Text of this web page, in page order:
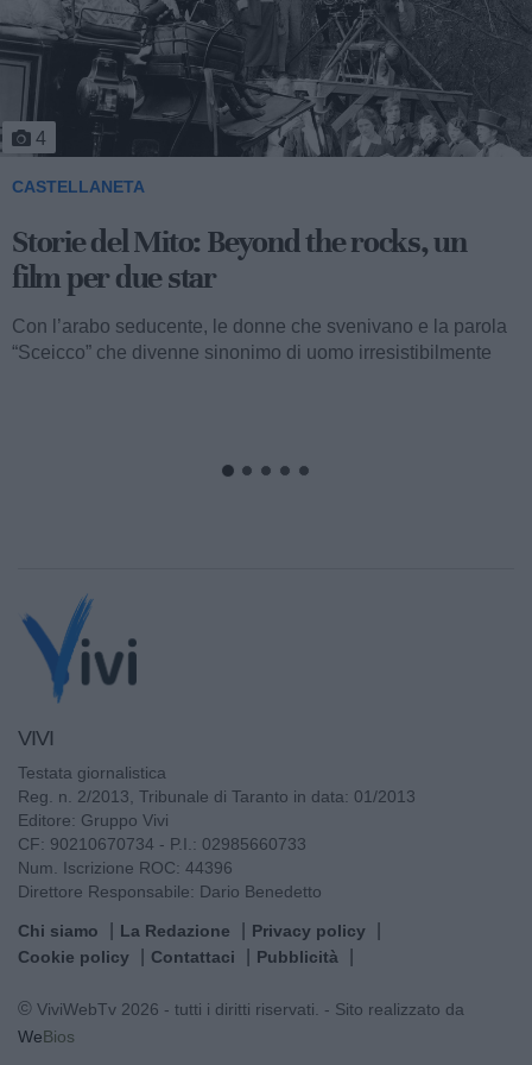
4
CASTELLANETA
Storie del Mito: Beyond the rocks, un
film per due star
Con l’arabo seducente, le donne che svenivano e la parola
“Sceicco” che divenne sinonimo di uomo irresistibilmente
VIVI
Testata giornalistica
Reg. n. 2/2013, Tribunale di Taranto in data: 01/2013
Editore: Gruppo Vivi
CF: 90210670734 - P.I.: 02985660733
Num. Iscrizione ROC: 44396
Direttore Responsabile: Dario Benedetto
Chi siamo La Redazione
Privacy policy
Cookie policy
Contattaci Pubblicità
© ViviWebTv 2026 - tutti i diritti riservati. - Sito realizzato da
WeBios